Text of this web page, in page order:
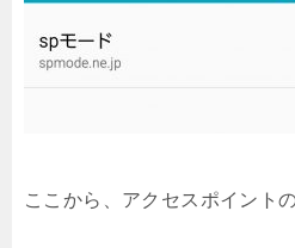
ここから、アクセスポイント